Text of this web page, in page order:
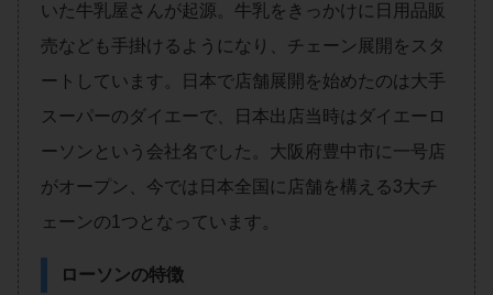
いた牛乳屋さんが起源。牛乳をきっかけに日用品販
売なども手掛けるようになり、チェーン展開をスタ
ートしています。日本で店舗展開を始めたのは大手
スーパーのダイエーで、日本出店当時はダイエーロ
ーソンという会社名でした。大阪府豊中市に一号店
がオープン、今では日本全国に店舗を構える3大チ
ェーンの1つとなっています。
ローソンの特徴